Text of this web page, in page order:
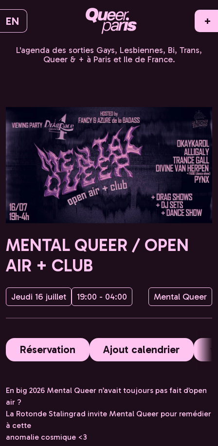
EN +
L'agenda des sorties Gays, Lesbiennes, Bi, Trans,
Queer & + à Paris et Ile de France.
MENTAL QUEER / OPEN
AIR + CLUB
Jeudi 16 juillet 19:00 - 04:00 Mental Queer
Réservation Ajout calendrier
En big 2026 Mental Queer n’avait toujours pas fait d’open
air ?
La Rotonde Stalingrad invite Mental Queer pour remédier
à cette
anomalie cosmique <3